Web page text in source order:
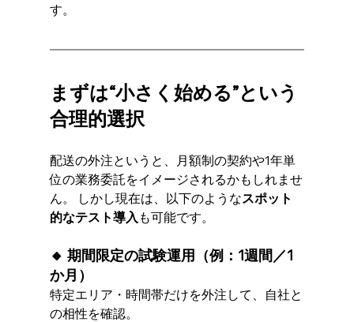
す。
まずは“小さく始める”という
合理的選択
配送の外注というと、月額制の契約や1年単
位の業務委託をイメージされるかもしれませ
ん。 しかし現在は、以下のようなスポット
的なテスト導入 も可能です。
🔸 期間限定の試験運用（例：1週間／1
か月）
特定エリア・時間帯だけを外注して、自社と
の相性を確認。